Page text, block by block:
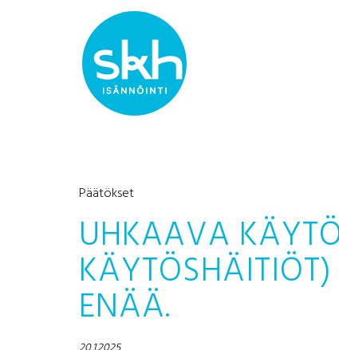
Päätökset
UHKAAVA
ENÄÄ.